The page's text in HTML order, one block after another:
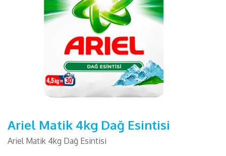
Ariel Matik 4kg Dağ Esintisi
Ariel Matik 4kg Dağ Esintisi